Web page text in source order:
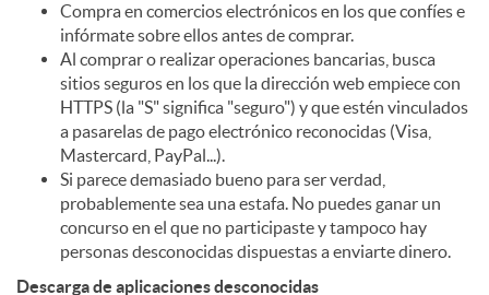
Compra en comercios electrónicos en los que confíes e
infórmate sobre ellos antes de comprar.
Al comprar o realizar operaciones bancarias, busca
sitios seguros en los que la dirección web empiece con
HTTPS (la "S" significa "seguro") y que estén vinculados
a pasarelas de pago electrónico reconocidas (Visa,
Mastercard, PayPal...).
Si parece demasiado bueno para ser verdad,
probablemente sea una estafa. No puedes ganar un
concurso en el que no participaste y tampoco hay
personas desconocidas dispuestas a enviarte dinero.
Descarga de aplicaciones desconocidas